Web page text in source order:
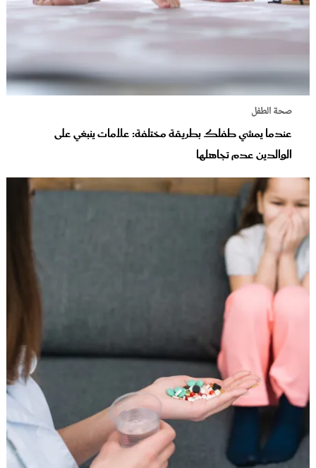
صحة الطفل
عندما يمشي طفلك بطريقة مختلفة: علامات ينبغي على
الوالدين عدم تجاهلها